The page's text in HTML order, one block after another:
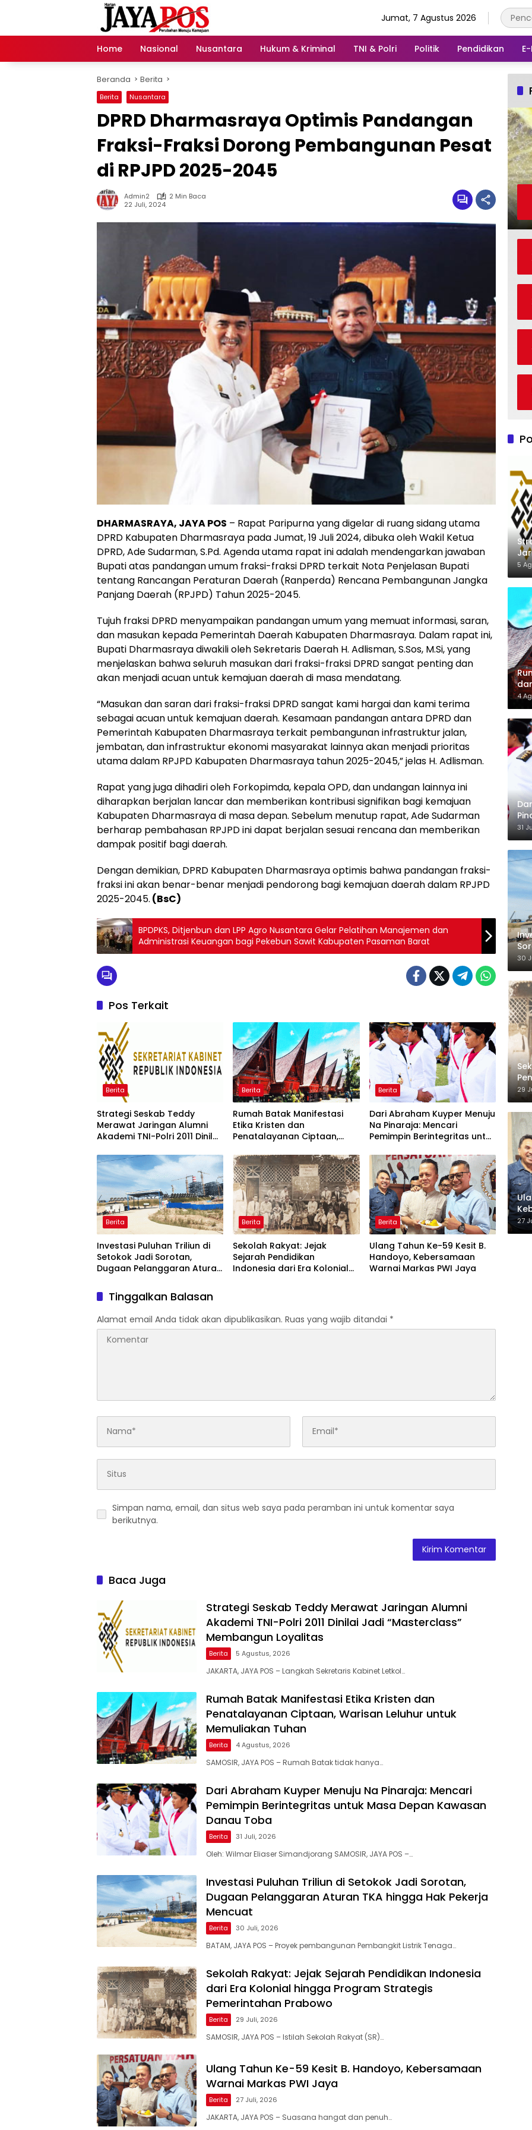
Jumat, 7 Agustus 2026
Home Nasional Nusantara Hukum & Kriminal TNI & Polri Politik Pendidikan
Beranda Berita
Berita Nusantara
DPRD Dharmasraya Optimis Pandangan
Fraksi-Fraksi Dorong Pembangunan Pesat
di RPJPD 2025-2045
Admin2
2 Min Baca
22 Juli, 2024
DHARMASRAYA, JAYA POS – Rapat Paripurna yang digelar di ruang sidang utama
DPRD Kabupaten Dharmasraya pada Jumat, 19 Juli 2024, dibuka oleh Wakil Ketua
DPRD, Ade Sudarman, S.Pd. Agenda utama rapat ini adalah mendengarkan jawaban
Bupati atas pandangan umum fraksi-fraksi DPRD terkait Nota Penjelasan Bupati
tentang Rancangan Peraturan Daerah (Ranperda) Rencana Pembangunan Jangka
Panjang Daerah (RPJPD) Tahun 2025-2045.
Tujuh fraksi DPRD menyampaikan pandangan umum yang memuat informasi, saran,
dan masukan kepada Pemerintah Daerah Kabupaten Dharmasraya. Dalam rapat ini,
Bupati Dharmasraya diwakili oleh Sekretaris Daerah H. Adlisman, S.Sos, M.Si, yang
menjelaskan bahwa seluruh masukan dari fraksi-fraksi DPRD sangat penting dan
akan menjadi acuan untuk kemajuan daerah di masa mendatang.
“Masukan dan saran dari fraksi-fraksi DPRD sangat kami hargai dan kami terima
sebagai acuan untuk kemajuan daerah. Kesamaan pandangan antara DPRD dan
Pemerintah Kabupaten Dharmasraya terkait pembangunan infrastruktur jalan,
jembatan, dan infrastruktur ekonomi masyarakat lainnya akan menjadi prioritas
utama dalam RPJPD Kabupaten Dharmasraya tahun 2025-2045,” jelas H. Adlisman.
Rapat yang juga dihadiri oleh Forkopimda, kepala OPD, dan undangan lainnya ini
diharapkan berjalan lancar dan memberikan kontribusi signifikan bagi kemajuan
Kabupaten Dharmasraya di masa depan. Sebelum menutup rapat, Ade Sudarman
berharap pembahasan RPJPD ini dapat berjalan sesuai rencana dan memberikan
dampak positif bagi daerah.
Dengan demikian, DPRD Kabupaten Dharmasraya optimis bahwa pandangan fraksi-
fraksi ini akan benar-benar menjadi pendorong bagi kemajuan daerah dalam RPJPD
2025-2045. (BsC)
BPDPKS, Ditjenbun dan LPP Agro Nusantara Gelar Pelatihan Manajemen dan
Administrasi Keuangan bagi Pekebun Sawit Kabupaten Pasaman Barat
Pos Terkait
Berita
Strategi Seskab Teddy
Merawat Jaringan Alumni
Akademi TNI-Polri 2011 Dinilai
Membangun Loyalitas
Berita
Rumah Batak Manifestasi
Etika Kristen dan
Penatalayanan Ciptaan,
Memuliakan Tuhan
Berita
Dari Abraham Kuyper Menuju
Na Pinaraja: Mencari
Pemimpin Berintegritas untuk
Danau Toba
Berita
Investasi Puluhan Triliun di
Setokok Jadi Sorotan,
Dugaan Pelanggaran Aturan
Mencuat
Berita
Sekolah Rakyat: Jejak
Sejarah Pendidikan
Indonesia dari Era Kolonial
Berita
Ulang Tahun Ke-59 Kesit B.
Handoyo, Kebersamaan
Warnai Markas PWI Jaya
Tinggalkan Balasan
Alamat email Anda tidak akan dipublikasikan. Ruas yang wajib ditandai *
Simpan nama, email, dan situs web saya pada peramban ini untuk komentar saya
berikutnya.
Baca Juga
Strategi Seskab Teddy Merawat Jaringan Alumni
Akademi TNI-Polri 2011 Dinilai Jadi “Masterclass”
Membangun Loyalitas
Berita 5 Agustus, 2026
JAKARTA, JAYA POS – Langkah Sekretaris Kabinet Letkol…
Rumah Batak Manifestasi Etika Kristen dan
Penatalayanan Ciptaan, Warisan Leluhur untuk
Memuliakan Tuhan
Berita 4 Agustus, 2026
SAMOSIR, JAYA POS – Rumah Batak tidak hanya…
Dari Abraham Kuyper Menuju Na Pinaraja: Mencari
Pemimpin Berintegritas untuk Masa Depan Kawasan
Danau Toba
Berita 31 Juli, 2026
Oleh: Wilmar Eliaser Simandjorang SAMOSIR, JAYA POS –…
Investasi Puluhan Triliun di Setokok Jadi Sorotan,
Dugaan Pelanggaran Aturan TKA hingga Hak Pekerja
Mencuat
Berita 30 Juli, 2026
BATAM, JAYA POS – Proyek pembangunan Pembangkit Listrik Tenaga…
Sekolah Rakyat: Jejak Sejarah Pendidikan Indonesia
dari Era Kolonial hingga Program Strategis
Pemerintahan Prabowo
Berita 29 Juli, 2026
SAMOSIR, JAYA POS – Istilah Sekolah Rakyat (SR)…
Ulang Tahun Ke-59 Kesit B. Handoyo, Kebersamaan
Warnai Markas PWI Jaya
Berita 27 Juli, 2026
JAKARTA, JAYA POS – Suasana hangat dan penuh…
5
4
31
30
29
27